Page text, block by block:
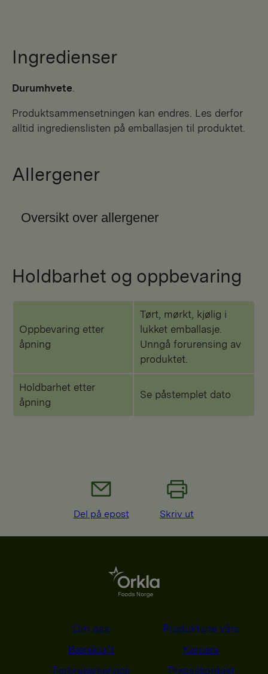
Ingredienser
durumhvete
Produktsammensetningen kan endres. Les derfor
alltid ingredienslisten på emballasjen til produktet.
Allergener
Oversikt over allergener
Holdbarhet og oppbevaring
Oppbevaring etter
åpning
Tørt, mørkt, kjølig i
lukket emballasje.
Unngå forurensing av
produktet.
Holdbarhet etter
åpning
Se påstemplet dato
Del på epost Skriv ut
Om oss
Produktene våre
Bærekraft
Karriere
Forbrukerservice
Pressekontakt